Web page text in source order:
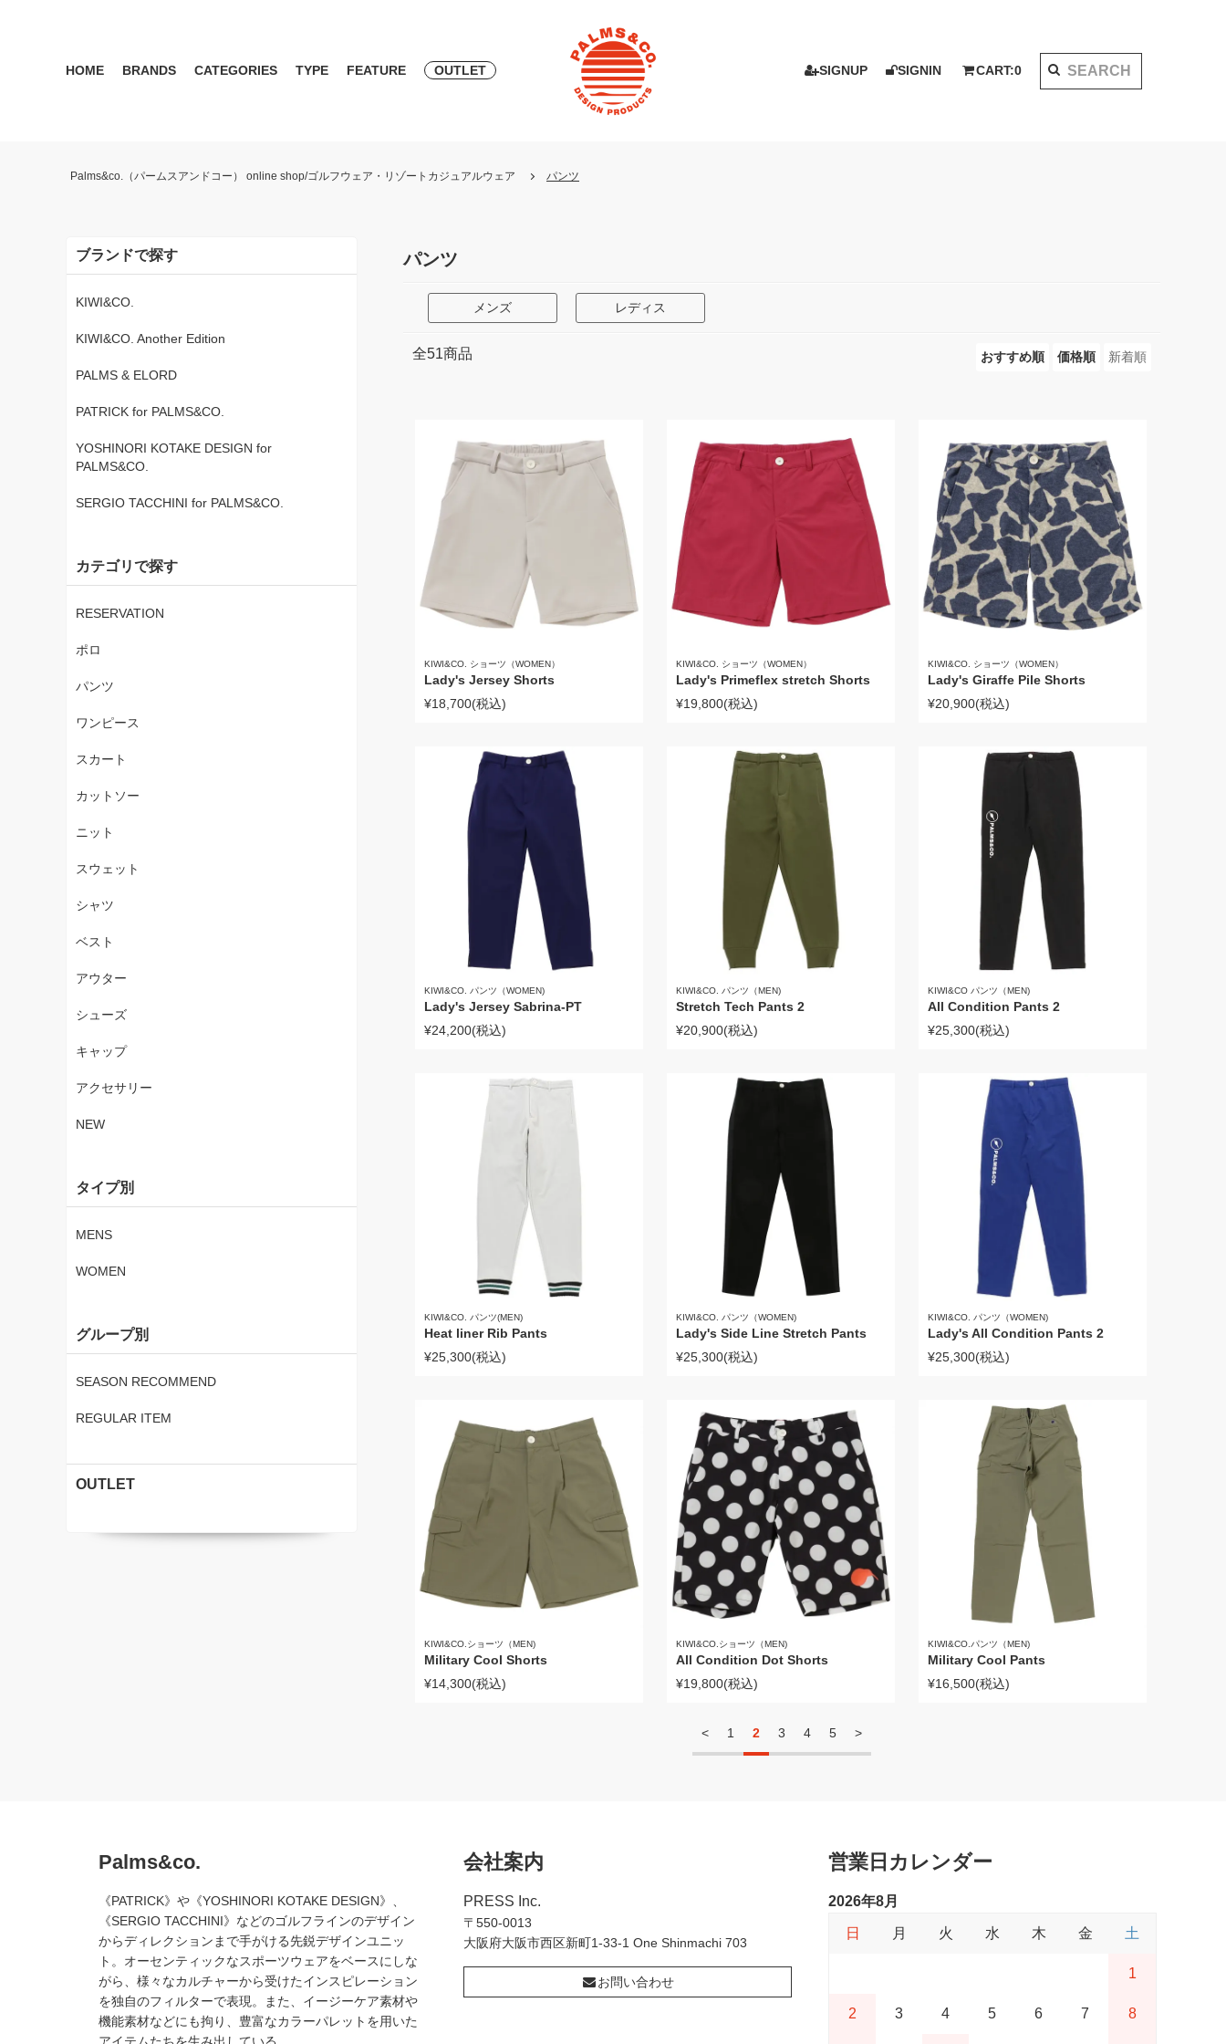
HOME BRANDS CATEGORIES TYPE FEATURE OUTLET SIGNUP SIGNIN CART:0
Palms&co.（パームスアンドコー） online shop/ゴルフウェア・リゾートカジュアルウェア パンツ
パンツ
メンズ レディス
全51商品 おすすめ順 価格順 新着順
KIWI&CO. ショーツ（WOMEN）
Lady's Jersey Shorts
¥18,700(税込)
KIWI&CO. ショーツ（WOMEN）
Lady's Primeflex stretch Shorts
¥19,800(税込)
KIWI&CO. ショーツ（WOMEN）
Lady's Giraffe Pile Shorts
¥20,900(税込)
KIWI&CO. パンツ（WOMEN)
Lady's Jersey Sabrina-PT
¥24,200(税込)
KIWI&CO. パンツ（MEN)
Stretch Tech Pants 2
¥20,900(税込)
KIWI&CO パンツ（MEN)
All Condition Pants 2
¥25,300(税込)
KIWI&CO. パンツ(MEN)
Heat liner Rib Pants
¥25,300(税込)
KIWI&CO. パンツ（WOMEN)
Lady's Side Line Stretch Pants
¥25,300(税込)
KIWI&CO. パンツ（WOMEN)
Lady's All Condition Pants 2
¥25,300(税込)
KIWI&CO.ショーツ（MEN)
Military Cool Shorts
¥14,300(税込)
KIWI&CO.ショーツ（MEN)
All Condition Dot Shorts
¥19,800(税込)
KIWI&CO.パンツ（MEN)
Military Cool Pants
¥16,500(税込)
< 1 2 3 4 5 >
ブランドで探す
KIWI&CO.
KIWI&CO. Another Edition
PALMS & ELORD
PATRICK for PALMS&CO.
YOSHINORI KOTAKE DESIGN for
PALMS&CO.
SERGIO TACCHINI for PALMS&CO.
カテゴリで探す
RESERVATION
ポロ
パンツ
ワンピース
スカート
カットソー
ニット
スウェット
シャツ
ベスト
アウター
シューズ
キャップ
アクセサリー
NEW
タイプ別
MENS
WOMEN
グループ別
SEASON RECOMMEND
REGULAR ITEM
OUTLET
Palms&co.
《PATRICK》や《YOSHINORI KOTAKE DESIGN》、
《SERGIO TACCHINI》などのゴルフラインのデザイン
からディレクションまで手がける先鋭デザインユニッ
ト。オーセンティックなスポーツウェアをベースにしな
がら、様々なカルチャーから受けたインスピレーション
を独自のフィルターで表現。また、イージーケア素材や
機能素材などにも拘り、豊富なカラーパレットを用いた
会社案内
PRESS Inc.
〒550-0013
大阪府大阪市西区新町1-33-1 One Shinmachi 703
お問い合わせ
営業日カレンダー
2026年8月
日 月 火 水 木 金 土
1
2 3 4 5 6 7 8